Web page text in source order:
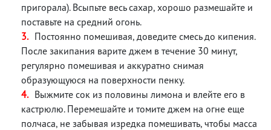
пригорала). Всыпьте весь сахар, хорошо размешайте и
поставьте на средний огонь.
Постоянно помешивая, доведите смесь до кипения.
После закипания варите джем в течение 30 минут,
регулярно помешивая и аккуратно снимая
образующуюся на поверхности пенку.
Выжмите сок из половины лимона и влейте его в
кастрюлю. Перемешайте и томите джем на огне еще
полчаса, не забывая изредка помешивать, чтобы масса